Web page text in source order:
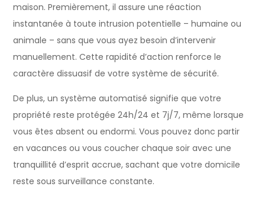
maison. Premièrement, il assure une réaction
instantanée à toute intrusion potentielle – humaine ou
animale – sans que vous ayez besoin d’intervenir
manuellement. Cette rapidité d’action renforce le
caractère dissuasif de votre système de sécurité.
De plus, un système automatisé signifie que votre
propriété reste protégée 24h/24 et 7j/7, même lorsque
vous êtes absent ou endormi. Vous pouvez donc partir
en vacances ou vous coucher chaque soir avec une
tranquillité d’esprit accrue, sachant que votre domicile
reste sous surveillance constante.